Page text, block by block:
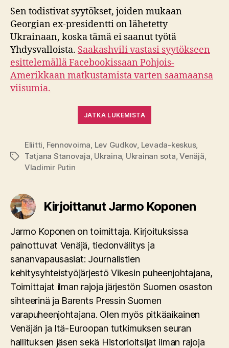
Sen todistivat syytökset, joiden mukaan
Georgian ex-presidentti on lähetetty
Ukrainaan, koska tämä ei saanut työtä
Yhdysvalloista. Saakashvili vastasi syytökseen
esittelemällä Facebookissaan Pohjois-
Amerikkaan matkustamista varten saamaansa
viisumia.
JATKA LUKEMISTA
Avainsanat
Eliitti Fennovoima Lev Gudkov Levada-keskus,
Tatjana Stanovaja Ukraina Ukrainan sota ,Venäjä
Vladimir Putin
Kirjoittanut Jarmo Koponen
Jarmo Koponen on toimittaja. Kirjoituksissa
painottuvat Venäjä, tiedonvälitys ja
sananvapausasiat: Journalistien
kehitysyhteistyöjärjestö Vikesin puheenjohtajana,
Toimittajat ilman rajoja järjestön Suomen osaston
sihteerinä ja Barents Pressin Suomen
varapuheenjohtajana. Olen myös pitkäaikainen
Venäjän ja Itä-Euroopan tutkimuksen seuran
hallituksen jäsen sekä Historioitsijat ilman rajoja